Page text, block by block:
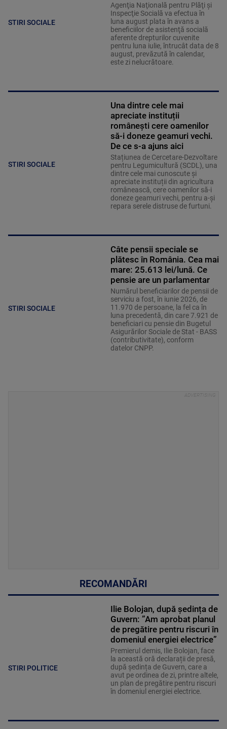
STIRI SOCIALE
Agenţia Naţională pentru Plăţi şi
Inspecţie Socială va efectua în
luna august plata în avans a
beneficiilor de asistenţă socială
aferente drepturilor cuvenite
pentru luna iulie, întrucât data de 8
august, prevăzută în calendar,
este zi nelucrătoare.
STIRI SOCIALE
Una dintre cele mai
apreciate instituții
românești cere oamenilor
să-i doneze geamuri vechi.
De ce s-a ajuns aici
Stațiunea de Cercetare-Dezvoltare
pentru Legumicultură (SCDL), una
dintre cele mai cunoscute și
apreciate instituții din agricultura
românească, cere oamenilor să-i
doneze geamuri vechi, pentru a-și
repara serele distruse de furtuni.
STIRI SOCIALE
Câte pensii speciale se
plătesc în România. Cea mai
mare: 25.613 lei/lună. Ce
pensie are un parlamentar
Numărul beneficiarilor de pensii de
serviciu a fost, în iunie 2026, de
11.970 de persoane, la fel ca în
luna precedentă, din care 7.921 de
beneficiari cu pensie din Bugetul
Asigurărilor Sociale de Stat - BASS
(contributivitate), conform
datelor CNPP.
RECOMANDĂRI
STIRI POLITICE
Ilie Bolojan, după ședința de
Guvern: ”Am aprobat planul
de pregătire pentru riscuri în
domeniul energiei electrice”
Premierul demis, Ilie Bolojan, face
la această oră declarații de presă,
după ședința de Guvern, care a
avut pe ordinea de zi, printre altele,
un plan de pregătire pentru riscuri
în domeniul energiei electrice.